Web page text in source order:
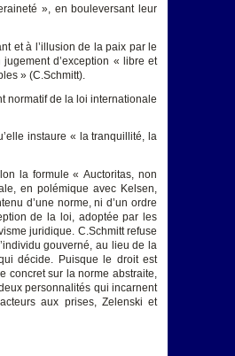
», en bouleversant leur
et à l’illusion de la paix par le
d’exception « libre et
» (C.Schmitt).
normatif de la loi internationale
instaure « la tranquillité, la
la formule « Auctoritas, non
en polémique avec Kelsen,
d’une norme, ni d’un ordre
de la loi, adoptée par les
juridique. C.Schmitt refuse
gouverné, au lieu de la
décide. Puisque le droit est
concret sur la norme abstraite,
personnalités qui incarnent
aux prises, Zelenski et